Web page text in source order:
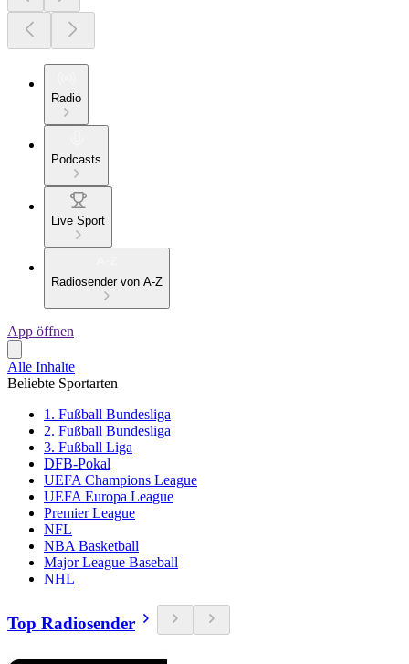
Radio
Podcasts
Live Sport
Radiosender von A-Z
App öffnen
Alle Inhalte
Beliebte Sportarten
1. Fußball Bundesliga
2. Fußball Bundesliga
3. Fußball Liga
DFB-Pokal
UEFA Champions League
UEFA Europa League
Premier League
NFL
NBA Basketball
Major League Baseball
NHL
Top Radiosender